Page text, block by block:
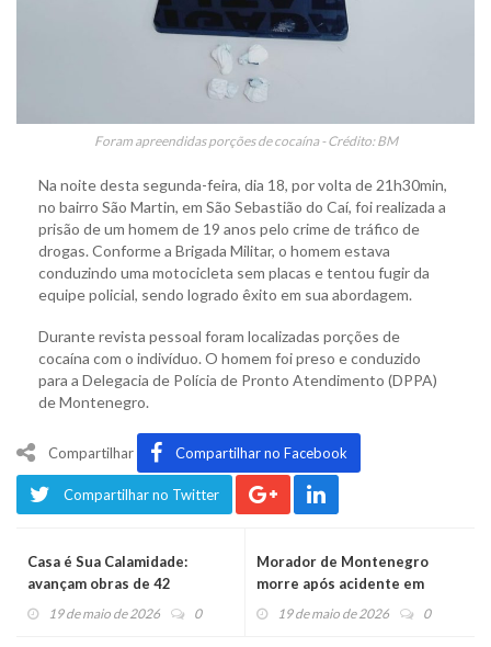
Foram apreendidas porções de cocaína - Crédito: BM
Na noite desta segunda-feira, dia 18, por volta de 21h30min,
no bairro São Martin, em São Sebastião do Caí, foi realizada a
prisão de um homem de 19 anos pelo crime de tráfico de
drogas. Conforme a Brigada Militar, o homem estava
conduzindo uma motocicleta sem placas e tentou fugir da
equipe policial, sendo logrado êxito em sua abordagem.
Durante revista pessoal foram localizadas porções de
cocaína com o indivíduo. O homem foi preso e conduzido
para a Delegacia de Polícia de Pronto Atendimento (DPPA)
de Montenegro.
Compartilhar Compartilhar no Facebook
Compartilhar no Twitter
Casa é Sua Calamidade:
avançam obras de 42
moradias para atingidos pela
19 de maio de 2026 0
Morador de Montenegro
morre após acidente em
Pareci Novo
19 de maio de 2026 0